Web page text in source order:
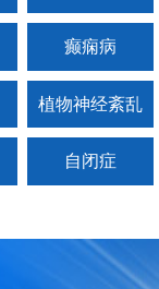
癫痫病
植物神经紊乱
自闭症